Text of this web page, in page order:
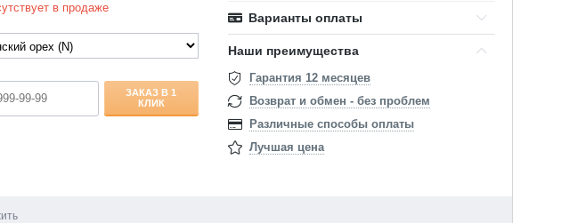
в продаже
ЗАКАЗ В 1
КЛИК
Варианты оплаты
Наши преимущества
Гарантия 12 месяцев
Возврат и обмен - без проблем
Различные способы оплаты
Лучшая цена